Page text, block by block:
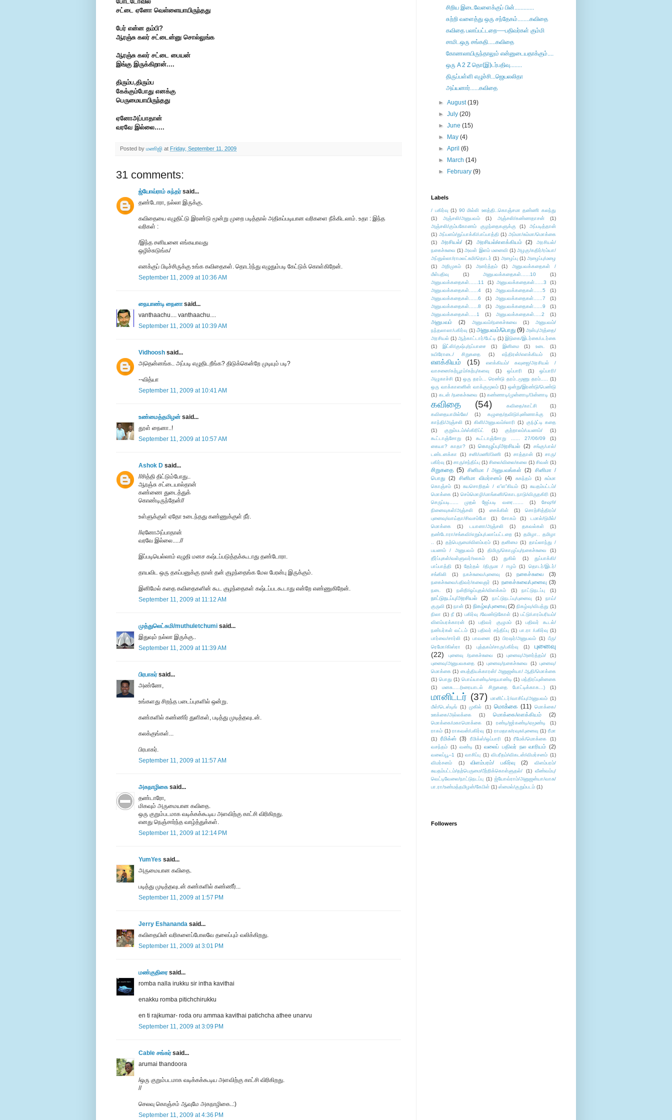
சட்டை ஏனோ வெள்ளையாயிருந்தது
பேர் என்ன தம்பி?
ஆரஞ்சு கலர் சட்டைன்னு சொல்லுங்க
ஆரஞ்சு கலர் சட்டை பையன்
இங்கு இருக்கிறான்....
திரும்ப,திரும்ப
கேக்கும்போது எனக்கு
பெருமையாயிருந்தது
ஏனோஅப்பாதான்
வரவே இல்லை.....
Posted by மணிஜி at Friday, September 11, 2009
31 comments:
ஜ்யோவ்ராம் சுந்தர்said...
தண்டோரா, நல்லா இருக்கு.
கவிதையை எழுதிட்டு இரண்டு மூன்று முறை படித்தால் அதிகப்படியான வரிகளை நீக்கிடலாம். உதா : இந்த
வரிகள் :
/இந்த சனியனை எங்கயாவது
ஒழிச்சுடுங்க/
எனக்குப் பிடிச்சிருக்கு உங்க கவிதைகள். தொடர்ந்து எழுதும்படி கேட்டுக் கொள்கிறேன்.
September 11, 2009 at 10:36 AM
நையாண்டி நைனாsaid...
vanthaachu.... vanthaachu....
September 11, 2009 at 10:39 AM
Vidhoosh said...
அதென்னங்க.. அப்படி எழுதிடறீங்க? திடுக்கென்றே முடியும் படி?
--வித்யா
September 11, 2009 at 10:41 AM
உண்மைத்தமிழன் said...
தூள் நைனா..!
September 11, 2009 at 10:57 AM
Ashok D said...
//சித்தி திட்டும்போது..
ஆரஞ்சு சட்டையால்தான்
கண்ணை துடைத்துக்
கொண்டிருந்தேன்//
உள்ளுக்குள் ஏதோ உடைந்தது கண்ணுக்குள் நீர்.
//ஏனோஅப்பாதான்
வரவே இல்லை.....//
இப்படியெல்லாம் எழுதி மனச கஷ்டப்படுத்தக்கூடாது தண்டோரா.
தாயவிட ஒரு தகப்பனுக்கு தான் தன் குழந்தைங்க மேல பேரன்பு இருக்கும்.
இனிமேல் கதை கவிதைகளின் கூட குழந்தைகள் கஷ்டப்படகூடாது என்றே எண்ணுகிறேன்.
September 11, 2009 at 11:12 AM
முத்துலெட்சுமி/muthuletchumi said...
இதுவும் நல்லா இருக்கு..
September 11, 2009 at 11:39 AM
பிரபாகர்said...
அண்ணே,
உங்களது சிறந்த படைப்புகளில் ஒன்று.
கண்களில் கண்ணிர் துளிகள், படித்து முடித்தவுடன்.
கலக்குங்கள்...
பிரபாகர்.
September 11, 2009 at 11:57 AM
அகநாழிகை said...
தண்டாரோ,
மிகவும் அருமையான கவிதை.
ஒரு குறும்படமாக வடிக்கக்கூடிய அளவிற்கு காட்சி விரிகிறது.
எனது நெஞ்சார்ந்த வாழ்த்துக்கள்.
September 11, 2009 at 12:14 PM
YumYes said...
அருமையான கவிதை.
படித்து முடித்தவுடன் கண்களில் கண்ணீர்...
September 11, 2009 at 1:57 PM
Jerry Eshananda said...
கவிதையின் வரிகளைப்போலவே தலைப்பும் வலிக்கிறது.
September 11, 2009 at 3:01 PM
மண்குதிரைsaid...
romba nalla irukku sir intha kavithai
enakku romba pitichchirukku
en ti rajkumar- roda oru ammaa kavithai patichcha athee unarvu
September 11, 2009 at 3:09 PM
Cable சங்கர்said...
arumai thandoora
/ஒரு குறும்படமாக வடிக்கக்கூடிய அளவிற்கு காட்சி விரிகிறது.
//
செலவு கொஞ்சம் ஆவுமே அகநாழிகை..:)
September 11, 2009 at 4:36 PM
சிறிய இடைவேளைக்குப் பின்.............
சுற்றி வளைத்து ஒரு சந்தேகம்........கவிதை
கவிதை பலாப்பட்டறை----பதிவர்கள் கும்மி
சாமி..ஒரு சங்கதி.....கவிதை
கோணலாயிருந்தாலும் என்னுடையதாக்கும்....
ஒரு A 2 Z தொ(இ)டர்பதிவு........
திருப்பள்ளி எழுச்சி...ஜெயலலிதா
அய்யனார்......கவிதை
►August(19)
►July(20)
►June(15)
►
May(4)
►April(6)
►
March(14)
►
February(9)
Labels
/ பகிர்வு (1) 90 மில்லி ஊத்தி..கொஞ்சமா தண்ணி கலந்து
(1)
அஞ்சலி/அனுபவம் (1) அஞ்சலி/கண்ணதாசன்
(1)
அஞ்சலி/கும்பகோணம் குழந்தைகளுக்கு
(1)
அப்படித்தான்
(1) அப்பளம்/துப்பாக்கி/பாப்பாத்தி (1) அம்மா/சும்மா/மொக்கை
(1)
அரசியல்/ (2) அரசியல்/எளக்கியம் (2)
அரசியல்/
நகைச்சுவை (1) அவள் இளம் மனைவி (1) அழகு/கதிர்/ரம்யா/
அப்துல்லா/ராமலட்சுமி/தொடர் (1) அழைப்பு (1) அழைப்பு/மழை
(1)
அறிமுகம் (1) அனர்த்தம் (1)
அனுபவக்கதைகள் /
மீள்பதிவு
(1) அனுபவக்கதைகள்......10
(1)
அனுபவக்கதைகள்......11
(1) அனுபவக்கதைகள்......3
(1)
அனுபவக்கதைகள்......4
(1) அனுபவக்கதைகள்......5
(1)
அனுபவக்கதைகள்......6
(1) அனுபவக்கதைகள்......7
(1)
அனுபவக்கதைகள்......8
(1) அனுபவக்கதைகள்......9
(1)
அனுபவக்கதைகள்.....1
(1) அனுபவக்கதைகள்.....2 (1)
அனுபவம் (2) அனுபவம்/நகைச்சுவை (1)
அனுபவம்/
நந்தலாலா/பகிர்வு (1) அனுபவம்/பொது (9) அன்பு/அத்தை/
அரசியல் (1) ஆற்காட்டார்/பேட்டி (1) இடுகை/இடர்கை/படர்கை
(1)
இட்லி/குஷ்பு/நப்பாசை (1) இனிமை (1) உடை
(1)
உயிரோடை/ சிறுகதை
(1) எந்திரன்/எளக்கியம் (1)
எளக்கியம் (15)
எளக்கியம்/ கவுஜை/அரசியல் /
வாசனை/கற்பூரம்/கற்பு/களவு
(1) ஒப்பாரி (1)
ஒப்பாரி/
அழுகாச்சி (1) ஒரு தரம்... ரெண்டு தரம்..மூணு தரம்..... (1)
ஒரு வாக்காளனின் வாக்குமூலம் (1) ஒன்று/இரண்டு/பெண்டு
(1) கடன் /நகைச்சுவை (1) கண்ணாடி/முன்னாடி/பின்னாடி (1)
கவிதை (54) கவிதை/காட்சி
(1)
கவிதையாமில்லே/
(1) கழுதை/தவிடு/புண்ணாக்கு
(1)
காந்தி/அஞ்சலி (1) கிளி/அனுபவம்/லாரி (1) கு(பு)ட்டி கதை
(1)
குறும்படம்/ஸ்கிரிப்ட் (1) குற்றாலம்/பயணம்/
(1)
கூட்டாஞ்சோறு
(1) கூட்டாஞ்சோறு ...... 27/06/09
(1)
கையா? காதா?
(1) கொழுப்பு/அரசியல் (2)
சங்கு/பால்/
டண்டனக்கா
(1) சனி/மணி/பிணி (1) சாத்தான் (1) சாரு/
பகிர்வு (1) சாரு/சந்திப்பு (1) சிலை/விலை/கலை (1) சிவன் (1)
சிறுகதை (5) சினிமா / அனுபவங்கள் (2)
சினிமா /
பொது (2) சினிமா விமர்சனம் (4) சுகந்தம் (1)
சும்மா
கொஞ்சம் (1) சுயசொறிதல் / எ”ள”கியம் (1) சுயதம்பட்டம்/
மொக்கை (1) செம்மொழி/மாங்கனி/கொடநாடு/விருதகிரி (1)
செருப்படி...... முதல் ஜேப்படி வரை.......
(1)
சேஷூ/
நினைவுகள்/அஞ்சலி
(1) சைக்கிள் (1)
சொற்சித்திரம்/
புனைவு/வாய்தா/சிவசம்போ
(1) சோகம் (1)
டமால்/டுமீல்/
மொக்கை
(1) டயானா/அஞ்சலி (1) தகவல்கள்
(1)
தண்டோரா/சங்கவி/எறும்பு/பலாப்பட்டறை (1) தமிழா.. தமிழா
.. (1) தற்பெருமை/விளம்பரம் (1) தனிமை (1) தாய்லாந்து /
பயணம் / அனுபவம்
(1) திமிரு/கொழுப்பு/நகைச்சுவை
(1)
தீர்ப்புகள்/வள்ளுவர்/உலகம்
(1) துகில் (1)
துப்பாக்கி/
பாப்பாத்தி
(1) தேர்தல் /திருமா / ஈழம் (1)
தொடர்/இடர்/
சங்கிலி
(1) நகச்சுவை/புனைவு (1) நகைச்சுவை (3)
நகைச்சுவை/பதிவர்/கலைஞர் (1) நகைச்சுவை/புனைவு (3)
நடை (1) நன்றி/ஒப்புதல்/விளக்கம் (1) நாட்டுநடப்பு (1)
நாட்டுநடப்பு/அரசியல் (2) நாட்டுநடப்பு/புனைவு (1)
நாய்/
குருவி (1) நான் (1) நிகழ்வு/புனைவு (2) நிகழ்வு/விபத்து (1)
நிலா (1) நீ (1) பகிர்வு /வேண்டுகோள் (1) பட்டு/பாரம்பரியம்/
விளம்பரக்காரன்
(1) பதிவர் குழுமம் (1)
பதிவர் கூடல்/
நண்பர்கள் வட்டம் (1) பதிவர் சந்திப்பு (1) பா.ரா /பகிர்வு (1)
பார்வை/சார்லி
(1) பாவனை (1) பிரஷர்/அனுபவம் (1) பீரு/
ரெமோ/கிஸ்ரா
(1) புத்தகம்/சாரு/பகிர்வு (1)
புனைவு
(22)
புனைவு /நகைச்சுவை (1) புனைவு/அனர்த்தம்/
(1)
புனைவு/அனுபவகதை (1) புனைவு/நகைச்சுவை (1) புனைவு/
மொக்கை (1) பைத்தியக்காரன்/ அனுஜன்யா/ ஆதி/மொக்கை
(1) பொது (1) பொய்யாண்டி/நையாண்டி (1) மந்திரப்புன்னகை
(1)
மனசு.....(உரையாடல் சிறுகதை போட்டிக்காக...) (1)
மானிட்டர் (37) மானிட்டர்/வாசிப்பு/அனுபவம் (1)
மீள்/டெஸ்டிங் (1) முகில் (1) மொக்கை (11) மொக்கை/
ஊக்கை/அல்லக்கை
(1) மொக்கை/எளக்கியம் (2)
மொக்கை/மகாமொக்கை (1) ரண்டி/ஜர்கண்டி/ஏமூண்டி
(1)
ராகம் (1) ராகவன்/பகிர்வு (1) ராமதாசு/ரவுசு/புனைவு (1) ரீமா
(1)
ரீமிக்ஸ் (3) ரீமிக்ஸ்/ஒப்பாரி (1) ரீமேக்/மொக்கை
(1)
வசந்தம் (1) வண்டி (1) வலைப் பதிவர் நல வாரியம் (2)
வலைப்பூ--1 (1) வாசிப்பு (1) விபரீதம்/விகடன்/விமர்சனம் (1)
விமர்சனம்
(1) விளம்பரம்/ பகிர்வு (2)
விளம்பரம்/
சுயதம்பட்டம்/தற்பெருமை/பீற்றிக்கொள்ளுதல்/
(1) வீண்வம்பு/
வெட்டிவேலை/நாட்டுநடப்பு (1) ஜ்யோவ்ராம்/அனுஜன்யா/வாசு/
பா.ரா/உண்மத்தமிழன்/கேபிள் (1) ஸ்மைல்/குறும்படம் (1)
Followers